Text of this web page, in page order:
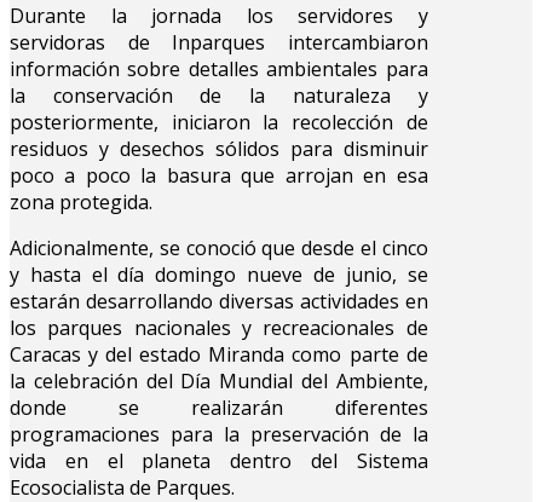
Durante la jornada los servidores y
servidoras de Inparques intercambiaron
información sobre detalles ambientales para
la conservación de la naturaleza y
posteriormente, iniciaron la recolección de
residuos y desechos sólidos para disminuir
poco a poco la basura que arrojan en esa
zona protegida.
Adicionalmente, se conoció que desde el cinco
y hasta el día domingo nueve de junio, se
estarán desarrollando diversas actividades en
los parques nacionales y recreacionales de
Caracas y del estado Miranda como parte de
la celebración del Día Mundial del Ambiente,
donde se realizarán diferentes
programaciones para la preservación de la
vida en el planeta dentro del Sistema
Ecosocialista de Parques.